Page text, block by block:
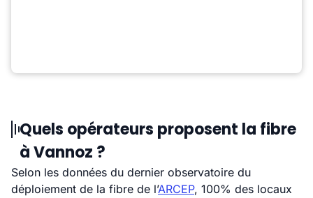
Quels opérateurs proposent la fibre
à Vannoz ?
Selon les données du dernier observatoire du
déploiement de la fibre de l’ARCEP, 100% des locaux